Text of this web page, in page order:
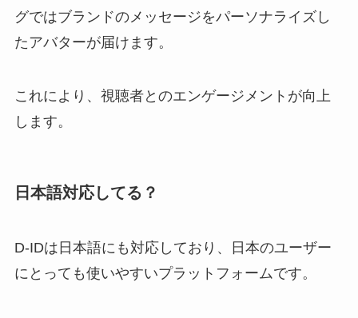
グではブランドのメッセージをパーソナライズし
たアバターが届けます。
これにより、視聴者とのエンゲージメントが向上
します。
日本語対応してる？
D-IDは日本語にも対応しており、日本のユーザー
にとっても使いやすいプラットフォームです。